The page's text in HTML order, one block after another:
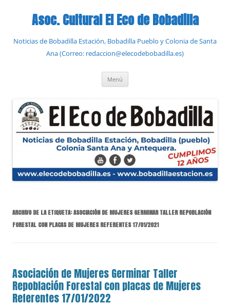
contenidoAsoc. Cultural El Eco de Bobadilla
Noticias de Bobadilla Estación, Bobadilla Pueblo y Colonia de Santa
Ana (Correo: redaccion@elecodebobadilla.es)
Menú
ARCHIVO DE LA ETIQUETA:ASOCIACIÓN DE MUJERES GERMINAR TALLER REPOBLACIÓN
FORESTAL CON PLACAS DE MUJERES REFERENTES 17/01/2021
Asociación de Mujeres Germinar Taller
Repoblación Forestal con placas de Mujeres
Referentes 17/01/2022